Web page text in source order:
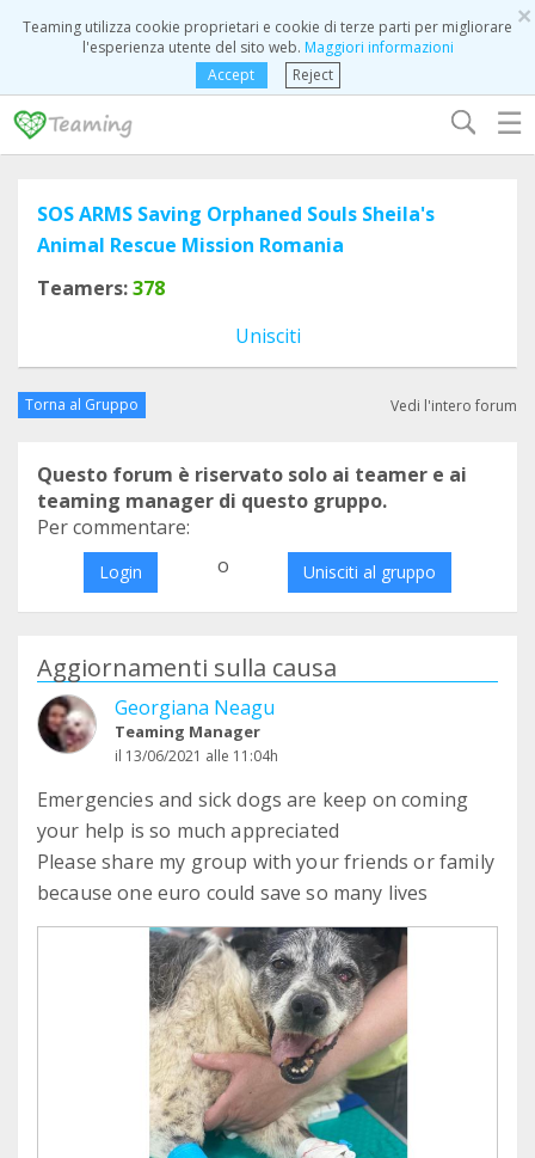
×
Teaming utilizza cookie proprietari e cookie di terze parti per migliorare
l'esperienza utente del sito web. Maggiori informazioni
Accept
Reject
☰
SOS ARMS Saving Orphaned Souls Sheila's
Animal Rescue Mission Romania
Teamers:378
Unisciti
Torna al Gruppo Vedi l'intero forum
Questo forum è riservato solo ai teamer e ai
teaming manager di questo gruppo.
Per commentare:
Login o Unisciti al gruppo
Aggiornamenti sulla causa
Georgiana Neagu
Teaming Manager
il 13/06/2021 alle 11:04h
Emergencies and sick dogs are keep on coming
your help is so much appreciated
Please share my group with your friends or family
because one euro could save so many lives